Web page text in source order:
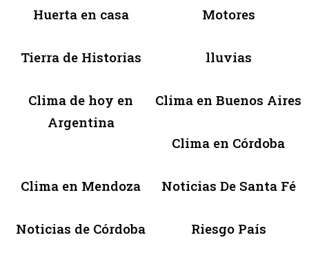
Huerta en casa Motores
Tierra de Historias lluvias
Clima de hoy en
Argentina
Clima en Buenos Aires
Clima en Córdoba
Clima en Mendoza Noticias De Santa Fé
Noticias de Córdoba Riesgo País